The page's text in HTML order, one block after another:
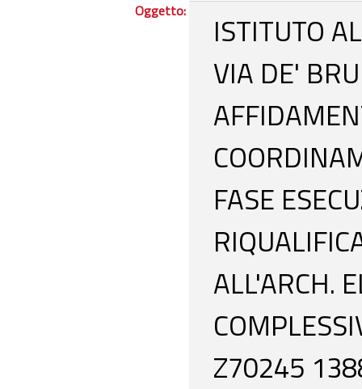
Oggetto:
ISTITUTO
VIA DE'
FASE
ALL'ARCH.
Z70245